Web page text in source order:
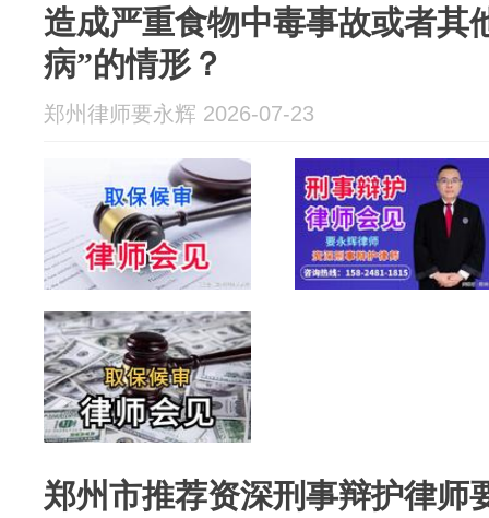
造成严重食物中毒事故或者其
病”的情形？
郑州律师要永辉 2026-07-23
郑州市推荐资深刑事辩护律师